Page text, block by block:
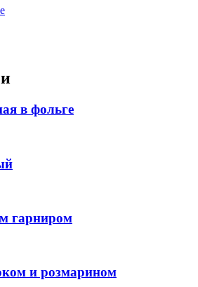
в фольге
гарниром
и розмарином